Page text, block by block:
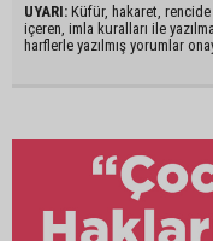
UYARI: Küfür, hakaret, rencide
içeren, imla kuralları ile
harflerle yazılmış yorumlar